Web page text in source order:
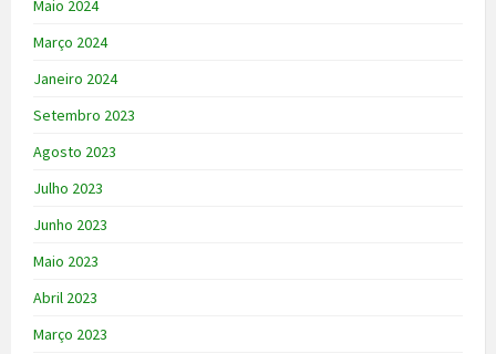
Maio 2024
Março 2024
Janeiro 2024
Setembro 2023
Agosto 2023
Julho 2023
Junho 2023
Maio 2023
Abril 2023
Março 2023